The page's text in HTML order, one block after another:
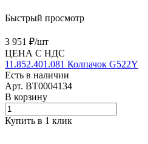
Быстрый просмотр
3 951 ₽/шт
ЦЕНА С НДС
11.852.401.081 Колпачок G522Y
Есть в наличии
Арт. BT0004134
В корзину
Купить в 1 клик